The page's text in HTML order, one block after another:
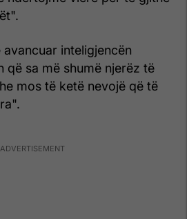
inteligjencën
që sa më shumë njerëz të
mos të ketë nevojë që të